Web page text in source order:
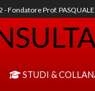
- Fondatore Prof.
STUDI &